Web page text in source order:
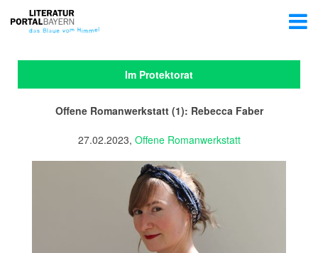
Im Protektorat
Offene Romanwerkstatt (1): Rebecca Faber
27.02.2023, Offene Romanwerkstatt